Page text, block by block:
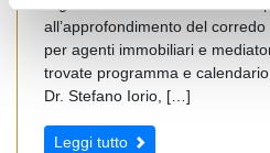
all’approfondimento del
per agenti immobiliari e
trovate programma e
Dr. Stefano Iorio, […]
Leggi tutto